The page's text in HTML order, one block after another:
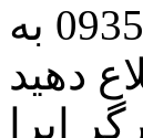
مراتب این مسئله را از طریق شماره تلفن 09353273300 به
دهید
اپرا